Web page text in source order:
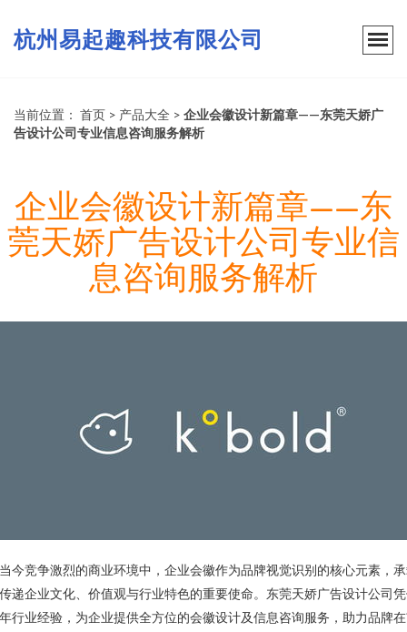
杭州易起趣科技有限公司
当前位置： 首页 > 产品大全 > 企业会徽设计新篇章——东莞天娇广
告设计公司专业信息咨询服务解析
企业会徽设计新篇章——东
莞天娇广告设计公司专业信
息咨询服务解析
今竞争激烈的商业环境中，企业会徽作为品牌视觉识别的核心元素，
递企业文化、价值观与行业特色的重要使命。东莞天娇广告设计公司
行业经验，为企业提供全方位的会徽设计及信息咨询服务，助力品牌